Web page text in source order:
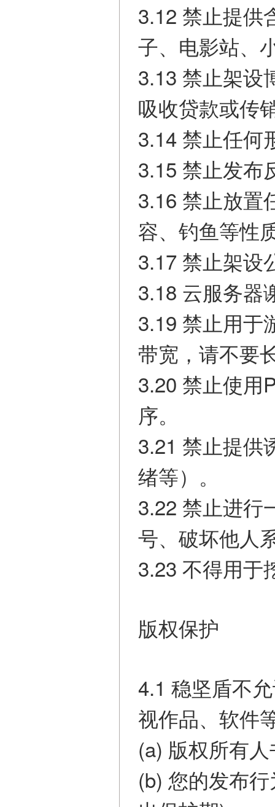
3.12 禁止提供
子、电影站、
3.13 禁止架设
吸收贷款或传
3.14 禁止任何
3.15 禁止发布
3.16 禁止放置
容、钓鱼等性
3.17 禁止架设
3.18 云服务器
3.19 禁止用于
带宽，请不要
3.20 禁止使用
序。
3.21 禁止提供
绪等）。
3.22 禁止进行
号、破坏他人
3.23 不得用于
版权保护
4.1 稳坚盾不
视作品、软件
(a) 版权所有
(b) 您的发布